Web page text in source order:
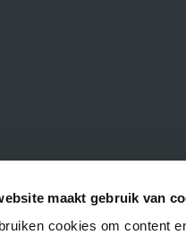
maakt gebruik van
cookies om content